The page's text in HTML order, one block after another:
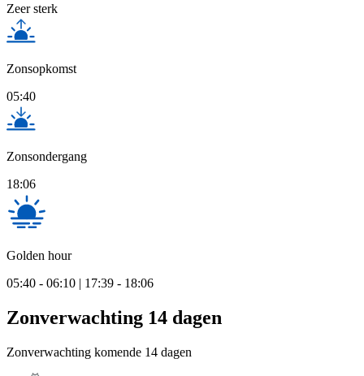
Zeer sterk
Zonsopkomst
05:40
Zonsondergang
18:06
Golden hour
05:40 - 06:10 | 17:39 - 18:06
Zonverwachting 14 dagen
Zonverwachting komende 14 dagen